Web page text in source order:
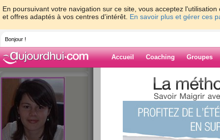
En poursuivant votre navigation sur ce site, vous acceptez
et offres adaptés à vos centres d'intérêt. En savoir plus et gérer ces
Bonjour !
Accueil Coaching Groupes
> aureliebaudouin
Blog de